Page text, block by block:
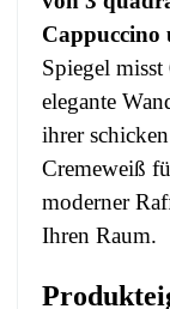
Cappuccino
Spiegel misst
elegante
ihrer
Cremeweiß
moderner
Ihren Raum.